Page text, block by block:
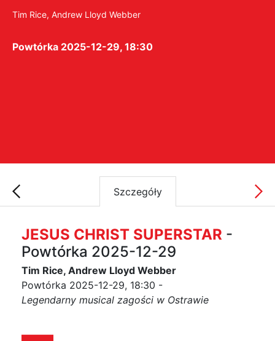
Tim Rice, Andrew Lloyd Webber
Powtórka 2025-12-29, 18:30
Szczegóły
JESUS CHRIST SUPERSTAR -
Powtórka 2025-12-29
Tim Rice, Andrew Lloyd Webber
Powtórka 2025-12-29, 18:30 -
Legendarny musical zagości w Ostrawie